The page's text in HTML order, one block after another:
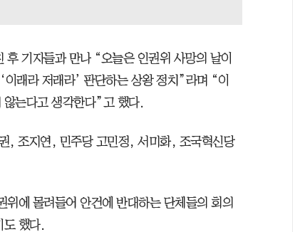
기자들과 만나 “오늘은 인권위 사망의 날이
래라 저래라’ 판단하는 상왕 정치”라며 “이
는다고 생각한다”고 했다.
, 조지연, 민주당 고민정, 서미화, 조국혁신당
에 몰려들어 안건에 반대하는 단체들의 회의
했다.